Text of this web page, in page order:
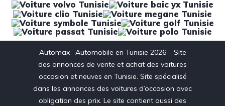
Automax –Automobile en Tunisie 2026 – Site
des annonces de vente et achat des voitures
occasion et neuves en Tunisie. Site spécialisé
dans les annonces des voitures d’occasion avec
obligation des prix. Le site contient aussi des